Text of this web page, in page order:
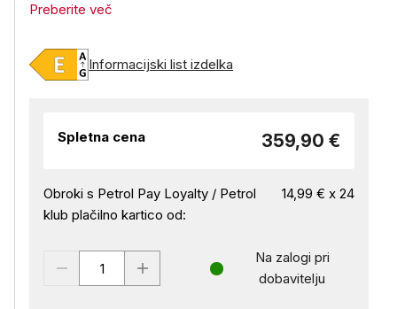
Preberite več
Informacijski list izdelka
Spletna cena 359,90 €
Obroki s Petrol Pay Loyalty / Petrol
klub plačilno kartico od:
14,99 € x 24
Na zalogi pri
dobavitelju